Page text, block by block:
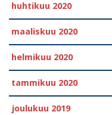
huhtikuu 2020
maaliskuu 2020
helmikuu 2020
tammikuu 2020
joulukuu 2019